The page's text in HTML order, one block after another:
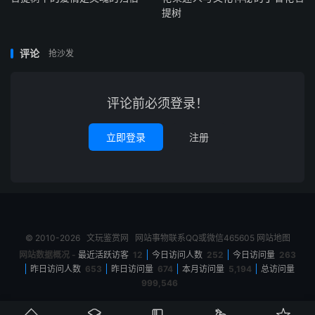
提树
评论 抢沙发
评论前必须登录！
立即登录 注册
© 2010-2026 文玩鉴赏网 网站事物联系QQ或微信465605 网站地图
网站数据概况 - 最近活跃访客 12 今日访问人数 252 今日访问量 263
昨日访问人数 653 昨日访问量 674 本月访问量 5,194
总访问量
999,546